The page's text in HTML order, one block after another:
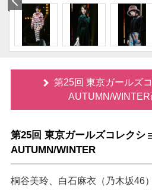
第25回 東京ガールズ
AUTUMN/
第25回 東京ガールズコレクシ
AUTUMN/WINTER
桐谷美玲、白石麻衣（乃木坂